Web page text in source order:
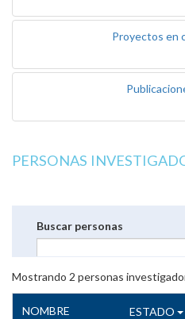
Proyectos en
PERSONAS
Buscar personas
Mostrando 2 personas
NOMBRE ESTADO